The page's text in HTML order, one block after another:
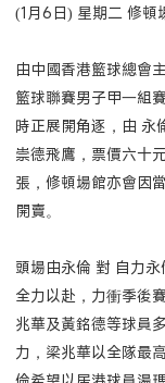
(1月6日) 星期二 修頓
由中國香港籃球總會
籃球聯賽男子甲一組
時正展開角逐，由 永
崇德飛鷹，票價六十
張，修頓場館亦會因
開賣。
頭場由永倫 對 自力
全力以赴，力衝季後
兆華及黃銘德等球員
力，梁兆華以全隊最